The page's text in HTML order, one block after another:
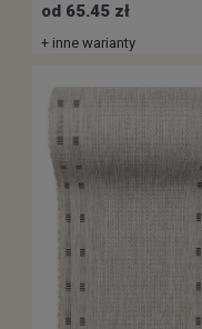
od 65.45 zł
+ inne warianty